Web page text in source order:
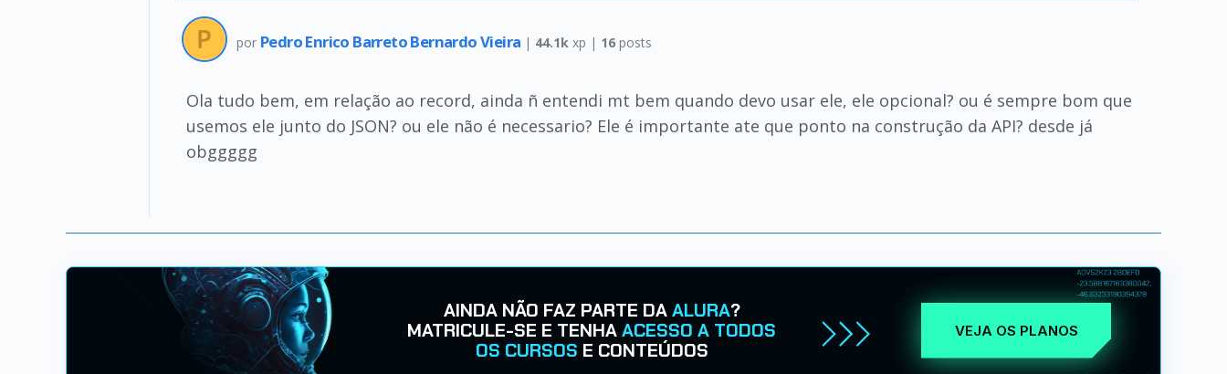
por Pedro Enrico Barreto Bernardo Vieira | 44.1k xp | 16posts
Ola tudo bem, em relação ao record, ainda ñ entendi mt bem quando devo usar ele, ele opcional? ou é sempre bom que
usemos ele junto do JSON? ou ele não é necessario? Ele é importante ate que ponto na construção da API? desde já
obggggg
AINDA NÃO FAZ PARTE DAALURA?
MATRICULE-SE E TENHAACESSO A TODOS
OS CURSOS E CONTEÚDOS
VEJA OS PLANOS